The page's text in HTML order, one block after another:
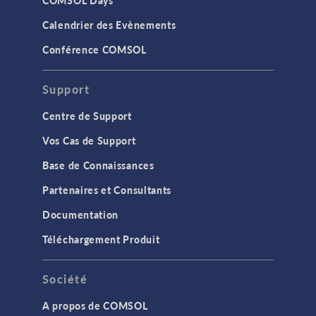
Calendrier des Evènements
Conférence COMSOL
Support
Centre de Support
Vos Cas de Support
Base de Connaissances
Partenaires et Consultants
Documentation
Téléchargement Produit
Société
A propos de COMSOL